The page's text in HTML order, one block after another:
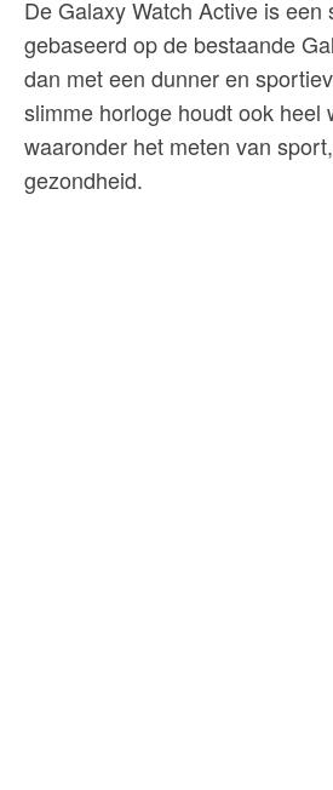
De Galaxy Watch Active is
gebaseerd op de bestaande
dan met een dunner en
slimme horloge houdt ook heel
waaronder het meten van
gezondheid.